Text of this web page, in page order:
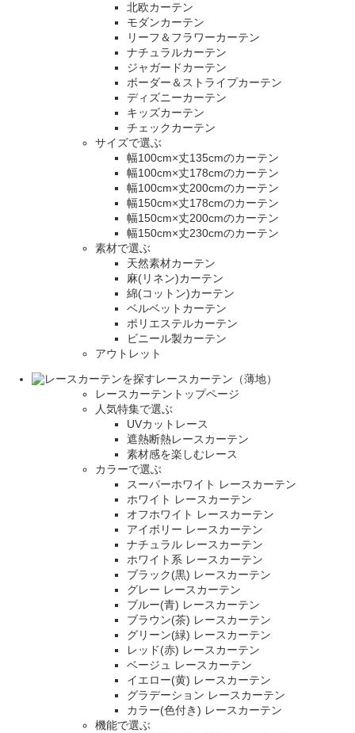
北欧カーテン
モダンカーテン
リーフ＆フラワーカーテン
ナチュラルカーテン
ジャガードカーテン
ボーダー＆ストライプカーテン
ディズニーカーテン
キッズカーテン
チェックカーテン
サイズで選ぶ
幅100cm×丈135cmのカーテン
幅100cm×丈178cmのカーテン
幅100cm×丈200cmのカーテン
幅150cm×丈178cmのカーテン
幅150cm×丈200cmのカーテン
幅150cm×丈230cmのカーテン
素材で選ぶ
天然素材カーテン
麻(リネン)カーテン
綿(コットン)カーテン
ベルベットカーテン
ポリエステルカーテン
ビニール製カーテン
アウトレット
レースカーテン（薄地）
レースカーテントップページ
人気特集で選ぶ
UVカットレース
遮熱断熱レースカーテン
素材感を楽しむレース
カラーで選ぶ
スーパーホワイト レースカーテン
ホワイト レースカーテン
オフホワイト レースカーテン
アイボリー レースカーテン
ナチュラル レースカーテン
ホワイト系 レースカーテン
ブラック(黒) レースカーテン
グレー レースカーテン
ブルー(青) レースカーテン
ブラウン(茶) レースカーテン
グリーン(緑) レースカーテン
レッド(赤) レースカーテン
ベージュ レースカーテン
イエロー(黄) レースカーテン
グラデーション レースカーテン
カラー(色付き) レースカーテン
機能で選ぶ